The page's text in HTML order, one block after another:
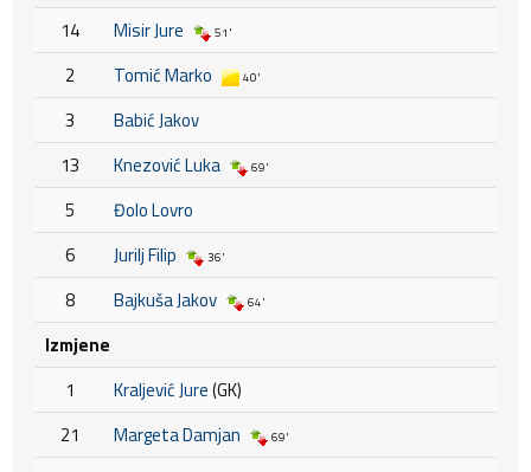
14
Misir Jure 51'
2 Tomić Marko 40'
3
Babić Jakov
13
Knezović Luka 69'
5
Đolo Lovro
6
Jurilj Filip 36'
8 Bajkuša Jakov 64'
Izmjene
1
Kraljević Jure(GK)
21
Margeta Damjan 69'